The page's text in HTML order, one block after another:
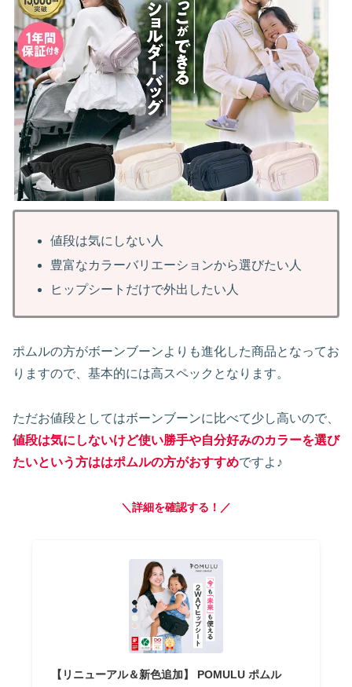
値段は気にしない人
豊富なカラーバリエーションから選びたい人
ヒップシートだけで外出したい人
ポムルの方がボーンブーンよりも進化した商品となってお
りますので、基本的には高スペックとなります。
ただお値段としてはボーンブーンに比べて少し高いので、
値段は気にしないけど使い勝手や自分好みのカラーを選び
たいという方ははポムルの方がおすすめですよ♪
＼詳細を確認する！／
【リニューアル＆新色追加】 POMULU ポムル